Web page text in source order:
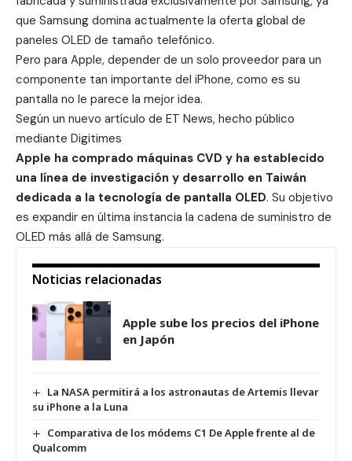
que Samsung domina actualmente la oferta global de
paneles OLED de tamaño telefónico.
Pero para Apple, depender de un solo proveedor para un
componente tan importante del iPhone, como es su
pantalla no le parece la mejor idea.
Según un nuevo artículo de ET News, hecho público
mediante Digitimes
Apple ha comprado máquinas CVD y ha establecido
una línea de investigación y desarrollo en Taiwán
dedicada a la tecnología de pantalla OLED. Su objetivo
es expandir en última instancia la cadena de suministro de
OLED más allá de Samsung.
Noticias relacionadas
Apple sube los precios del iPhone
en Japón
La NASA permitirá a los astronautas de Artemis llevar
su iPhone a la Luna
Comparativa de los módems C1 De Apple frente al de
Qualcomm